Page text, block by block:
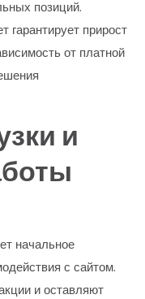
позиций.
гарантирует прирост
от платной
и
начальное
с сайтом.
и оставляют